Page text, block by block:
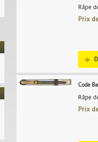
Râpe
Prix
Code
Râpe
Prix